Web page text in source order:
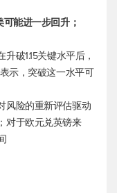
能进一步回升；
破1.15关键水平后，
示，突破这一水平可
风险的重新评估驱动
对于欧元兑英镑来